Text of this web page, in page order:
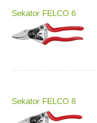
Sekator FELCO 6
Sekator FELCO 8